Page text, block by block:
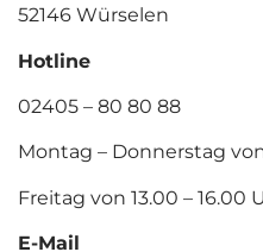
52146 Würselen
Hotline
02405 – 80 80 88
Montag – Donnerstag
Freitag von 13.00 – 16.00
E-Mail